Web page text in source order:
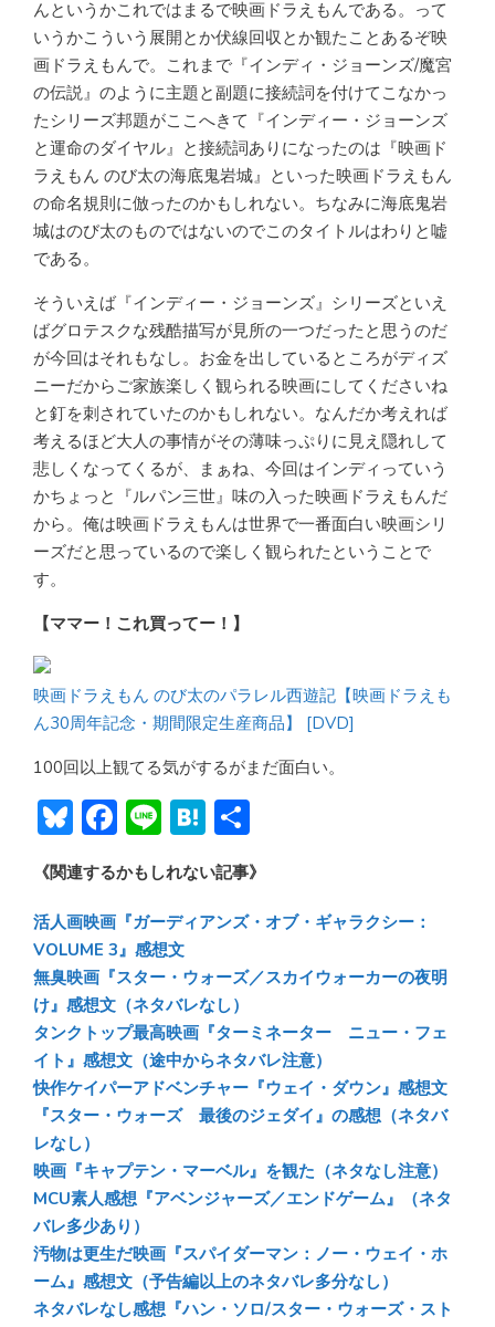
んというかこれではまるで映画ドラえもんである。って
いうかこういう展開とか伏線回収とか観たことあるぞ映
画ドラえもんで。これまで『インディ・ジョーンズ/魔宮
の伝説』のように主題と副題に接続詞を付けてこなかっ
たシリーズ邦題がここへきて『インディー・ジョーンズ
と運命のダイヤル』と接続詞ありになったのは『映画ド
ラえもん のび太の海底鬼岩城』といった映画ドラえもん
の命名規則に倣ったのかもしれない。ちなみに海底鬼岩
城はのび太のものではないのでこのタイトルはわりと嘘
である。
そういえば『インディー・ジョーンズ』シリーズといえ
ばグロテスクな残酷描写が見所の一つだったと思うのだ
が今回はそれもなし。お金を出しているところがディズ
ニーだからご家族楽しく観られる映画にしてくださいね
と釘を刺されていたのかもしれない。なんだか考えれば
考えるほど大人の事情がその薄味っぷりに見え隠れして
悲しくなってくるが、まぁね、今回はインディっていう
かちょっと『ルパン三世』味の入った映画ドラえもんだ
から。俺は映画ドラえもんは世界で一番面白い映画シリ
ーズだと思っているので楽しく観られたということで
す。
【ママー！これ買ってー！】
映画ドラえもん のび太のパラレル西遊記【映画ドラえも
ん30周年記念・期間限定生産商品】 [DVD]
100回以上観てる気がするがまだ面白い。
Bl
u
e
sk
y
F
ac
e
b
o
ok
Li
n
e
H
at
e
n
有
《関連するかもしれない記事》
活人画映画『ガーディアンズ・オブ・ギャラクシー：
VOLUME 3』感想文
無臭映画『スター・ウォーズ／スカイウォーカーの夜明
け』感想文（ネタバレなし）
タンクトップ最高映画『ターミネーター ニュー・フェ
イト』感想文（途中からネタバレ注意）
快作ケイパーアドベンチャー『ウェイ・ダウン』感想文
『スター・ウォーズ 最後のジェダイ』の感想（ネタバ
レなし）
映画『キャプテン・マーベル』を観た（ネタなし注意）
MCU素人感想『アベンジャーズ／エンドゲーム』（ネタ
バレ多少あり）
汚物は更生だ映画『スパイダーマン：ノー・ウェイ・ホ
ーム』感想文（予告編以上のネタバレ多分なし）
ネタバレなし感想『ハン・ソロ/スター・ウォーズ・スト